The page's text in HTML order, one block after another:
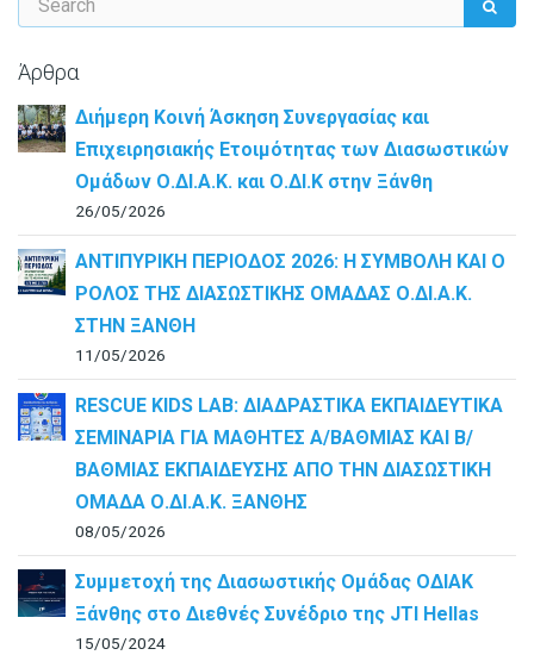
Άρθρα
Διήμερη Κοινή Άσκηση Συνεργασίας και
Επιχειρησιακής Ετοιμότητας των Διασωστικών
Ομάδων Ο.ΔΙ.Α.Κ. και Ο.ΔΙ.Κ στην Ξάνθη
26/05/2026
ΑΝΤΙΠΥΡΙΚΗ ΠΕΡΙΟΔΟΣ 2026: Η ΣΥΜΒΟΛΗ ΚΑΙ Ο
ΡΟΛΟΣ ΤΗΣ ΔΙΑΣΩΣΤΙΚΗΣ ΟΜΑΔΑΣ Ο.ΔΙ.Α.Κ.
ΣΤΗΝ ΞΑΝΘΗ
11/05/2026
RESCUE KIDS LAB: ΔΙAΔΡΑΣΤΙΚΑ ΕΚΠΑΙΔΕΥΤΙΚΑ
ΣΕΜΙΝΑΡΙΑ ΓΙΑ ΜΑΘΗΤΕΣ Α/ΒΑΘΜΙΑΣ ΚΑΙ Β/
ΒΑΘΜΙΑΣ ΕΚΠΑΙΔΕΥΣΗΣ ΑΠΟ ΤΗΝ ΔΙΑΣΩΣΤΙΚΗ
ΟΜΑΔΑ Ο.ΔΙ.Α.Κ. ΞΑΝΘΗΣ
08/05/2026
Συμμετοχή της Διασωστικής Ομάδας ΟΔΙΑΚ
Ξάνθης στο Διεθνές Συνέδριο της JTI Hellas
15/05/2024